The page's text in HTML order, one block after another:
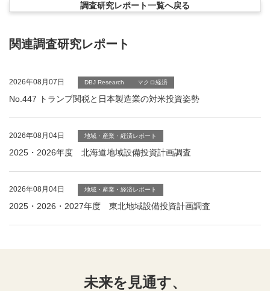
調査研究レポート一覧へ戻る
関連調査研究レポート
2026年08月07日 DBJ Research マクロ経済
No.447 トランプ関税と日本製造業の対米投資姿勢
2026年08月04日 地域・産業・経済レポート
2025・2026年度 北海道地域設備投資計画調査
2026年08月04日 地域・産業・経済レポート
2025・2026・2027年度 東北地域設備投資計画調査
未来を見通す、